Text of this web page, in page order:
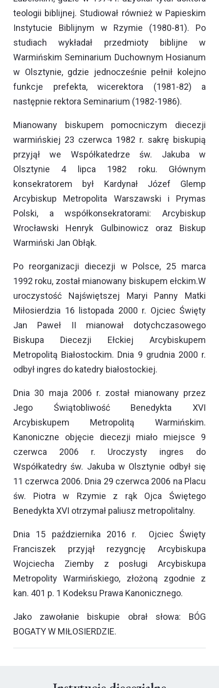
teologii biblijnej. Studiował również w Papieskim
Instytucie Biblijnym w Rzymie (1980-81). Po
studiach wykładał przedmioty biblijne w
Warmińskim Seminarium Duchownym Hosianum
w Olsztynie, gdzie jednocześnie pełnił kolejno
funkcje prefekta, wicerektora (1981-82) a
następnie rektora Seminarium (1982-1986).
Mianowany biskupem pomocniczym diecezji
warmińskiej 23 czerwca 1982 r. sakrę biskupią
przyjął we Współkatedrze św. Jakuba w
Olsztynie 4 lipca 1982 roku. Głównym
konsekratorem był Kardynał Józef Glemp
Arcybiskup Metropolita Warszawski i Prymas
Polski, a współkonsekratorami: Arcybiskup
Wrocławski Henryk Gulbinowicz oraz Biskup
Warmiński Jan Obłąk.
Po reorganizacji diecezji w Polsce, 25 marca
1992 roku, został mianowany biskupem ełckim.W
uroczystość Najświętszej Maryi Panny Matki
Miłosierdzia 16 listopada 2000 r. Ojciec Święty
Jan Paweł II mianował dotychczasowego
Biskupa Diecezji Ełckiej Arcybiskupem
Metropolitą Białostockim. Dnia 9 grudnia 2000 r.
odbył ingres do katedry białostockiej.
Dnia 30 maja 2006 r. został mianowany przez
Jego Świątobliwość Benedykta XVI
Arcybiskupem Metropolitą Warmińskim.
Kanoniczne objęcie diecezji miało miejsce 9
czerwca 2006 r. Uroczysty ingres do
Współkatedry św. Jakuba w Olsztynie odbył się
11 czerwca 2006. Dnia 29 czerwca 2006 na Placu
św. Piotra w Rzymie z rąk Ojca Świętego
Benedykta XVI otrzymał paliusz metropolitalny.
Dnia 15 października 2016 r. Ojciec Święty
Franciszek przyjął rezygncję Arcybiskupa
Wojciecha Ziemby z posługi Arcybiskupa
Metropolity Warmińskiego, złożoną zgodnie z
kan. 401 p. 1 Kodeksu Prawa Kanonicznego.
Jako zawołanie biskupie obrał słowa: BÓG
BOGATY W MIŁOSIERDZIE.